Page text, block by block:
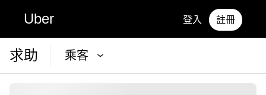
Uber 登入 註冊
求助 乘客